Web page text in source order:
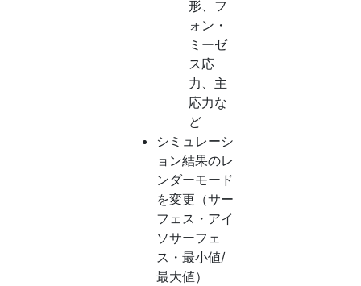
形、フ
ォン・
ミーゼ
ス応
力、主
応力な
ど
シミュレーシ
ョン結果のレ
ンダーモード
を変更（サー
フェス・アイ
ソサーフェ
ス・最小値/
最大値）